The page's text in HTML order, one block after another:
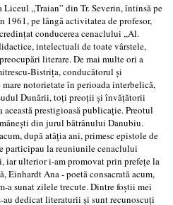
,,Traian” din Tr. Severin, întinsă pe
1961, pe lângă activitatea de profesor,
conducerea cenaclului ,,Al.
intelectuali de toate vârstele,
literare. De mai multe ori a
Bistriţa, conducătorul şi
notorietate în perioada interbelică,
Dunării, toţi preoţii şi învăţătorii
această prestigioasă publicaţie. Preotul
din jurul bătrânului Danubiu.
după atâţia ani, primesc epistole de
participau la reuniunile cenaclului
iar ulterior i-am promovat prin prefeţe la
Einhardt Ana - poetă consacrată acum,
a sunat zilele trecute. Dintre foştii mei
dedicat literaturii şi sunt recunoscuţi